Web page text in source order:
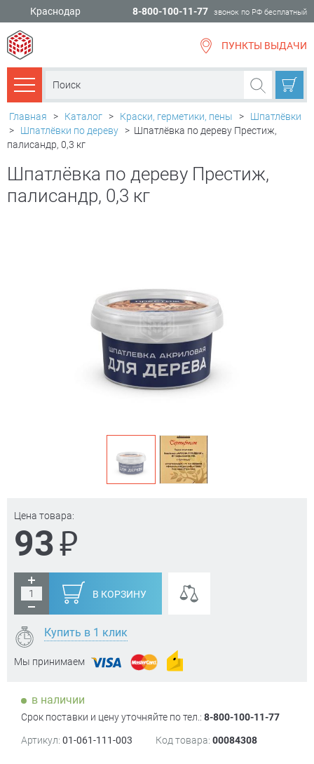
Краснодар 8-800-100-11-77 звонок по РФ бесплатный
ПУНКТЫ ВЫДАЧИ
Каталог товаров
Главная > Каталог > Краски, герметики, пены >
Шпатлёвки
>
Шпатлёвки по дереву > Шпатлёвка по дереву Престиж,
палисандр, 0,3 кг
Шпатлёвка по дереву Престиж,
палисандр, 0,3 кг
Цена товара:
93₽
В КОРЗИНУ
Купить в 1 клик
Мы принимаем
в наличии
Срок поставки и цену уточняйте по тел.: 8-800-100-11-77
Артикул: 01-061-111-003 Код товара: 00084308